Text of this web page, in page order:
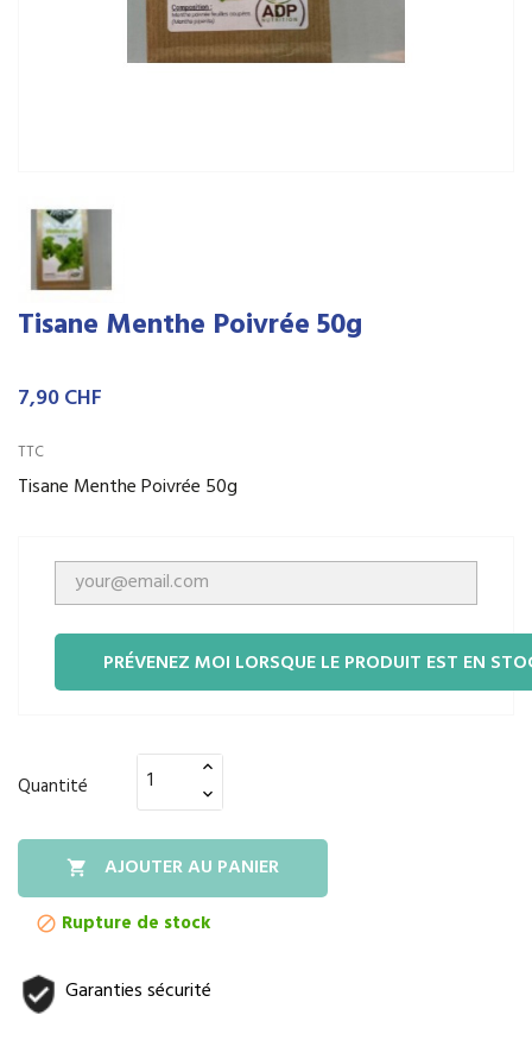
Tisane Menthe Poivrée 50g
7,90 CHF
TTC
Tisane Menthe Poivrée 50g
PRÉVENEZ MOI LORSQUE LE PRODUIT EST EN
Quantité
 AJOUTER AU PANIER
 Rupture de stock
Garanties sécurité